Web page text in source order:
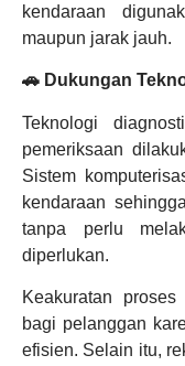
kendaraan
maupun jarak jauh.
🚗 Dukungan
Teknologi
pemeriksaan
Sistem
kendaraan
tanpa perlu
diperlukan.
Keakuratan
bagi pelanggan
efisien. Selain itu,